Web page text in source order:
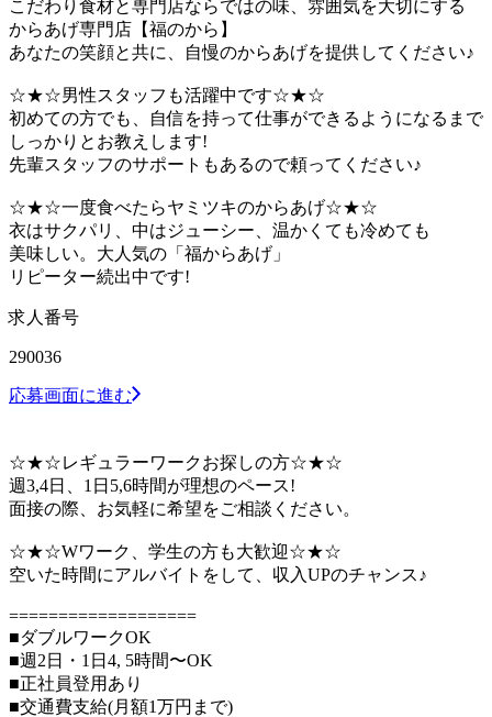
こだわり食材と専門店ならではの味、雰囲気を大切にする
からあげ専門店【福のから】
あなたの笑顔と共に、自慢のからあげを提供してください♪
☆★☆男性スタッフも活躍中です☆★☆
初めての方でも、自信を持って仕事ができるようになるまで
しっかりとお教えします!
先輩スタッフのサポートもあるので頼ってください♪
☆★☆一度食べたらヤミツキのからあげ☆★☆
衣はサクパリ、中はジューシー、温かくても冷めても
美味しい。大人気の「福からあげ」
リピーター続出中です!
求人番号
290036
応募画面に進む
☆★☆レギュラーワークお探しの方☆★☆
週3,4日、1日5,6時間が理想のペース!
面接の際、お気軽に希望をご相談ください。
☆★☆Wワーク、学生の方も大歓迎☆★☆
空いた時間にアルバイトをして、収入UPのチャンス♪
===================
■ダブルワークOK
■週2日・1日4, 5時間〜OK
■正社員登用あり
■交通費支給(月額1万円まで)